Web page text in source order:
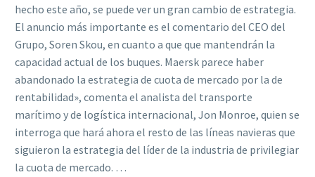
hecho este año, se puede ver un gran cambio de estrategia.
El anuncio más importante es el comentario del CEO del
Grupo, Soren Skou, en cuanto a que que mantendrán la
capacidad actual de los buques. Maersk parece haber
abandonado la estrategia de cuota de mercado por la de
rentabilidad», comenta el analista del transporte
marítimo y de logística internacional, Jon Monroe, quien se
interroga que hará ahora el resto de las líneas navieras que
siguieron la estrategia del líder de la industria de privilegiar
la cuota de mercado. …